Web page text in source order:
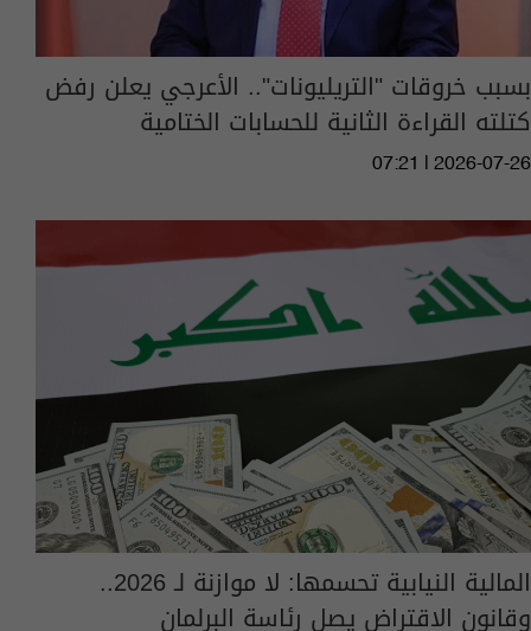
بسبب خروقات "التريليونات".. الأعرجي يعلن رفض
كتلته القراءة الثانية للحسابات الختامية
07:21 | 2026-07-26
المالية النيابية تحسمها: لا موازنة لـ 2026..
وقانون الاقتراض يصل رئاسة البرلمان